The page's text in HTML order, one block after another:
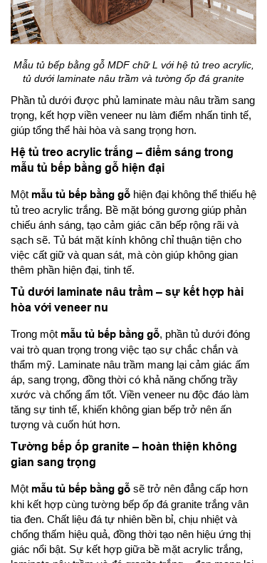
Mẫu tủ bếp bằng gỗ MDF chữ L với hệ tủ treo acrylic,
tủ dưới laminate nâu trầm và tường ốp đá granite
Phần tủ dưới được phủ laminate màu nâu trầm sang
trọng, kết hợp viền veneer nu làm điểm nhấn tinh tế,
giúp tổng thể hài hòa và sang trọng hơn.
Hệ tủ treo acrylic trắng – điểm sáng trong
mẫu tủ bếp bằng gỗ hiện đại
Một mẫu tủ bếp bằng gỗ hiện đại không thể thiếu hệ
tủ treo acrylic trắng. Bề mặt bóng gương giúp phản
chiếu ánh sáng, tạo cảm giác căn bếp rộng rãi và
sạch sẽ. Tủ bát mặt kính không chỉ thuận tiện cho
việc cất giữ và quan sát, mà còn giúp không gian
thêm phần hiện đại, tinh tế.
Tủ dưới laminate nâu trầm – sự kết hợp hài
hòa với veneer nu
Trong một mẫu tủ bếp bằng gỗ, phần tủ dưới đóng
vai trò quan trọng trong việc tạo sự chắc chắn và
thẩm mỹ. Laminate nâu trầm mang lại cảm giác ấm
áp, sang trọng, đồng thời có khả năng chống trầy
xước và chống ẩm tốt. Viền veneer nu độc đáo làm
tăng sự tinh tế, khiến không gian bếp trở nên ấn
tượng và cuốn hút hơn.
Tường bếp ốp granite – hoàn thiện không
gian sang trọng
Một mẫu tủ bếp bằng gỗ sẽ trở nên đẳng cấp hơn
khi kết hợp cùng tường bếp ốp đá granite trắng vân
tia đen. Chất liệu đá tự nhiên bền bỉ, chịu nhiệt và
chống thấm hiệu quả, đồng thời tạo nên hiệu ứng thị
giác nổi bật. Sự kết hợp giữa bề mặt acrylic trắng,